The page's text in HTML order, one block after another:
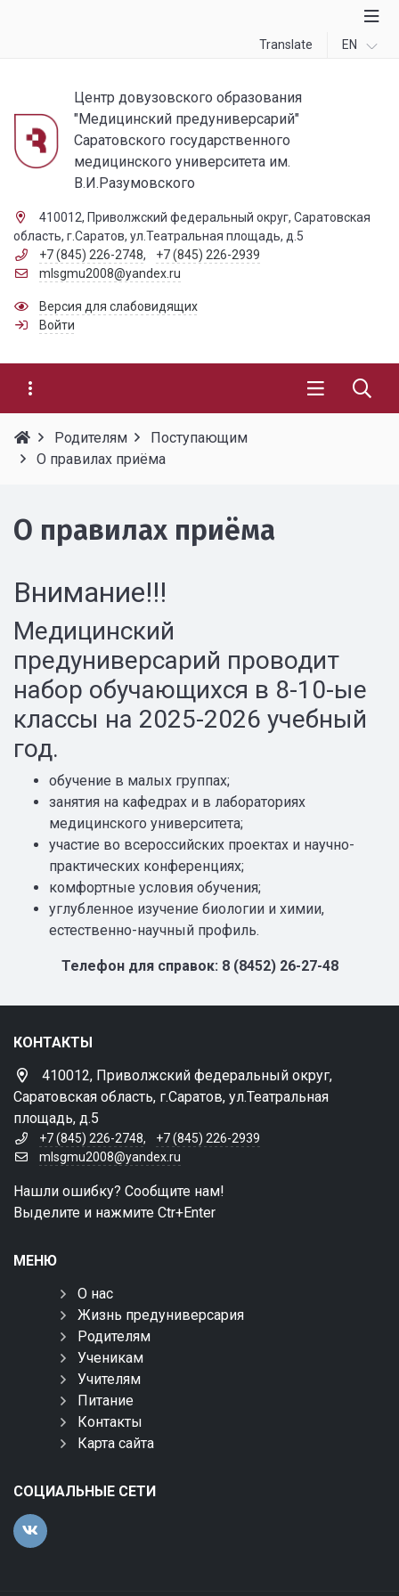
Translate EN
Центр довузовского образования
"Медицинский предуниверсарий"
Саратовского государственного
медицинского университета им.
В.И.Разумовского
410012, Приволжский федеральный округ, Саратовская
область, г.Саратов, ул.Театральная площадь, д.5
+7 (845) 226-2748,
+7 (845) 226-2939
mlsgmu2008@yandex.ru
Версия для слабовидящих
Войти
Родителям
Поступающим
О правилах приёма
О правилах приёма
Внимание!!!
Медицинский
предуниверсарий проводит
набор обучающихся в 8-10-ые
классы на 2025-2026 учебный
год.
обучение в малых группах;
занятия на кафедрах и в лабораториях
медицинского университета;
участие во всероссийских проектах и научно-
практических конференциях;
комфортные условия обучения;
углубленное изучение биологии и химии,
естественно-научный профиль.
Телефон для справок: 8 (8452) 26-27-48
КОНТАКТЫ
410012, Приволжский федеральный округ,
Саратовская область, г.Саратов, ул.Театральная
площадь, д.5
+7 (845) 226-2748,
+7 (845) 226-2939
mlsgmu2008@yandex.ru
Нашли ошибку? Сообщите нам!
Выделите и нажмите Ctr+Enter
МЕНЮ
О нас
Жизнь предуниверсария
Родителям
Ученикам
Учителям
Питание
Контакты
Карта сайта
СОЦИАЛЬНЫЕ СЕТИ